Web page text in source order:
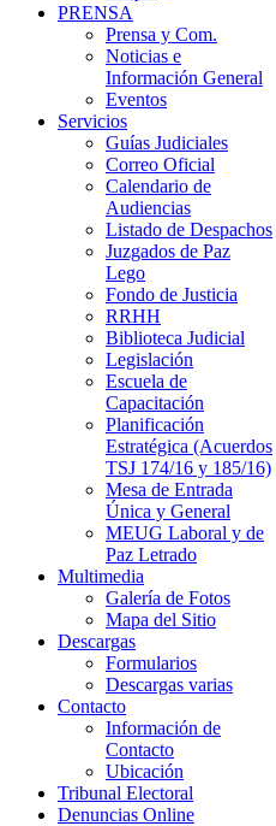
PRENSA
Prensa y Com.
Noticias e
Información General
Eventos
Servicios
Guías Judiciales
Correo Oficial
Calendario de
Audiencias
Listado de Despachos
Juzgados de Paz
Lego
Fondo de Justicia
RRHH
Biblioteca Judicial
Legislación
Escuela de
Capacitación
Planificación
Estratégica (Acuerdos
TSJ 174/16 y 185/16)
Mesa de Entrada
Única y General
MEUG Laboral y de
Paz Letrado
Multimedia
Galería de Fotos
Mapa del Sitio
Descargas
Formularios
Descargas varias
Contacto
Información de
Contacto
Ubicación
Tribunal Electoral
Denuncias Online